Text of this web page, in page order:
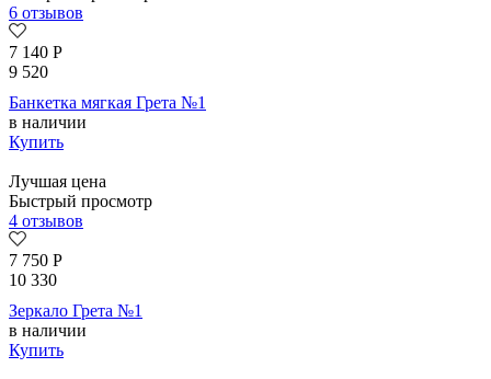
6 отзывов
7 140 Р
9 520
Банкетка мягкая Грета №1
в наличии
Купить
Лучшая цена
Быстрый просмотр
4 отзывов
7 750 Р
10 330
Зеркало Грета №1
в наличии
Купить